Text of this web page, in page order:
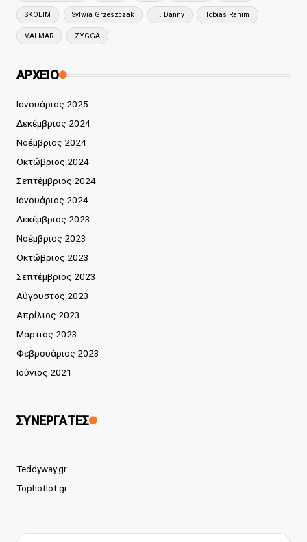
SKOLIM Sylwia Grzeszczak T. Danny Tobias Rahim
VALMAR ZYGGA
ΑΡΧΕΙΟ
Ιανουάριος 2025
Δεκέμβριος 2024
Νοέμβριος 2024
Οκτώβριος 2024
Σεπτέμβριος 2024
Ιανουάριος 2024
Δεκέμβριος 2023
Νοέμβριος 2023
Οκτώβριος 2023
Σεπτέμβριος 2023
Αύγουστος 2023
Απρίλιος 2023
Μάρτιος 2023
Φεβρουάριος 2023
Ιούνιος 2021
ΣΥΝΕΡΓΑΤΕΣ
Teddyway.gr
Tophotlot.gr